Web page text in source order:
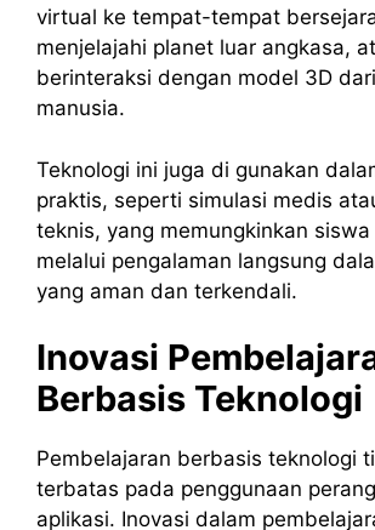
virtual ke tempat-tempat
menjelajahi planet luar angkasa,
berinteraksi dengan model 3D
manusia.
Teknologi ini juga di gunakan
praktis, seperti simulasi medis
teknis, yang memungkinkan
melalui pengalaman langsung
yang aman dan terkendali.
Inovasi
Berbasis Teknologi
Pembelajaran berbasis teknologi
terbatas pada penggunaan
aplikasi. Inovasi dalam